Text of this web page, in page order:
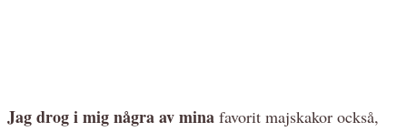
Jag drog i mig några av mina favorit majskakor också,